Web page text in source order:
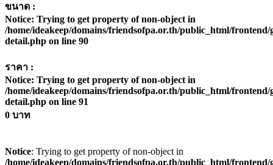
ขนาด :
Notice: Trying to get property of non-object in
/home/ideakeep/domains/friendsofpa.or.th/public_html/frontend/
detail.php on line 90
ราคา :
Notice: Trying to get property of non-object in
/home/ideakeep/domains/friendsofpa.or.th/public_html/frontend/
detail.php on line 91
0 บาท
Notice: Trying to get property of non-object in
/home/ideakeep/domains/friendsofpa.or.th/public_html/frontend/